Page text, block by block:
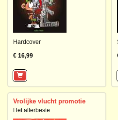
Hardcover
€ 16,99
Vrolijke vlucht promotie
Het allerbeste